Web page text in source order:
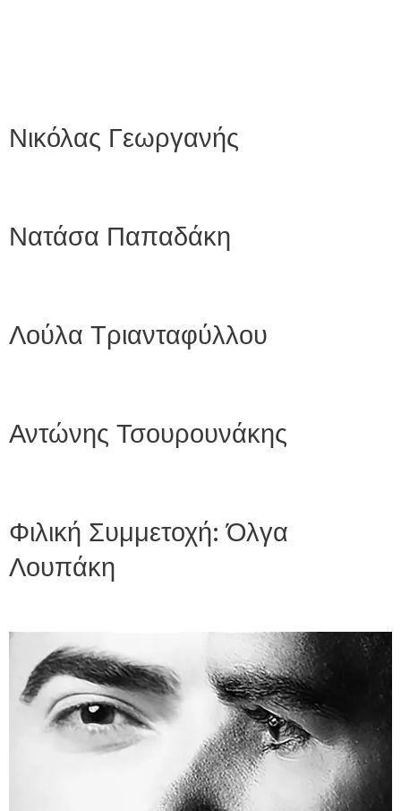
Νικόλας Γεωργανής
Νατάσα Παπαδάκη
Λούλα Τριανταφύλλου
Αντώνης Τσουρουνάκης
Φιλική Συμμετοχή: Όλγα
Λουπάκη